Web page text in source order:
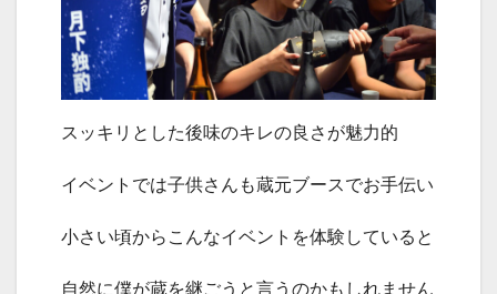
スッキリとした後味のキレの良さが魅力的
イベントでは子供さんも蔵元ブースでお手伝い
小さい頃からこんなイベントを体験していると
自然に僕が蔵を継ごうと言うのかもしれません